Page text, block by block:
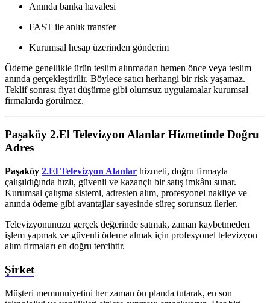
Anında banka havalesi
FAST ile anlık transfer
Kurumsal hesap üzerinden gönderim
Ödeme genellikle ürün teslim alınmadan hemen önce veya teslim
anında gerçekleştirilir. Böylece satıcı herhangi bir risk yaşamaz.
Teklif sonrası fiyat düşürme gibi olumsuz uygulamalar kurumsal
firmalarda görülmez.
Paşaköy 2.El Televizyon Alanlar Hizmetinde Doğru
Adres
Paşaköy 2.El Televizyon Alanlar hizmeti, doğru firmayla
çalışıldığında hızlı, güvenli ve kazançlı bir satış imkânı sunar.
Kurumsal çalışma sistemi, adresten alım, profesyonel nakliye ve
anında ödeme gibi avantajlar sayesinde süreç sorunsuz ilerler.
Televizyonunuzu gerçek değerinde satmak, zaman kaybetmeden
işlem yapmak ve güvenli ödeme almak için profesyonel televizyon
alım firmaları en doğru tercihtir.
Şirket
Müşteri memnuniyetini her zaman ön planda tutarak, en son